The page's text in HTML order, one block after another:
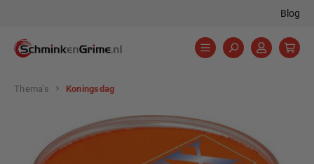
Blog
Thema's Koningsdag
Afbeeldingengalerij overslaan